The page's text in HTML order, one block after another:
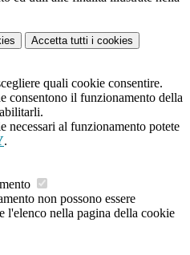
Accetta tutti i cookies
quali cookie consentire.
consentono il funzionamento della
necessari al funzionamento potete
.
non possono essere
l'elenco nella pagina della cookie